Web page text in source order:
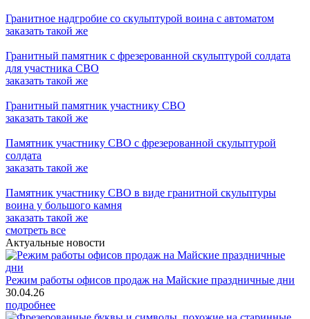
Гранитное надгробие со скульптурой воина с автоматом
заказать такой же
Гранитный памятник с фрезерованной скульптурой солдата
для участника СВО
заказать такой же
Гранитный памятник участнику СВО
заказать такой же
Памятник участнику СВО с фрезерованной скульптурой
солдата
заказать такой же
Памятник участнику СВО в виде гранитной скульптуры
воина у большого камня
заказать такой же
смотреть все
Актуальные новости
Режим работы офисов продаж на Майские праздничные дни
30.04.26
подробнее